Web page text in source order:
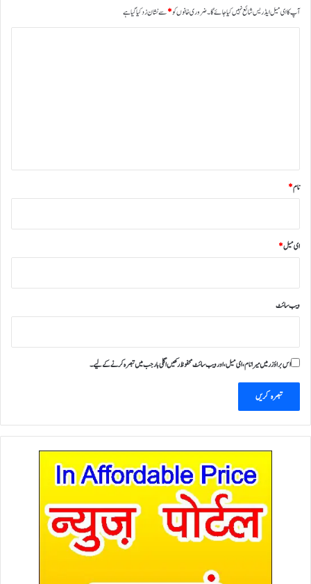
آپ کا ای میل ایڈریس شائع نہیں کیا جائے گا۔ضروری خانوں کو*سے نشان زد کیا گیا ہے
نام*
ای میل*
ویب‌ سائٹ
اس براؤزر میں میرا نام، ای میل، اور ویب سائٹ محفوظ رکھیں اگلی بار جب میں تبصرہ کرنے کےلیے۔